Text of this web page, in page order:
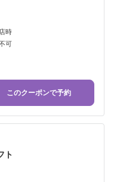
時
可
このクーポンで予約
ト